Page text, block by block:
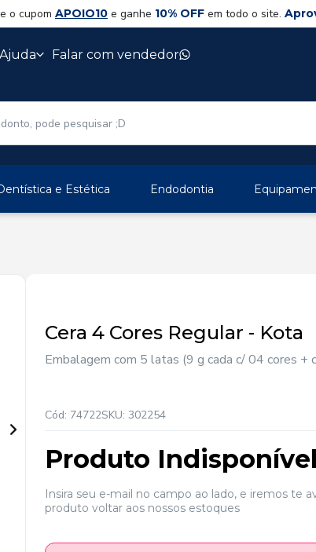
o cupom APOIO10 e ganhe 10% OFF em todo o site.
Ajuda Falar com vendedor
e Estética Endodontia
Cera 4 Cores Regular - Kota
Embalagem com 5 latas (9 g cada c/ 04 cores +
Cód: 74722SKU: 302254
Produto Indisponível
Insira seu e-mail no campo ao lado, e iremos te
produto voltar aos nossos estoques